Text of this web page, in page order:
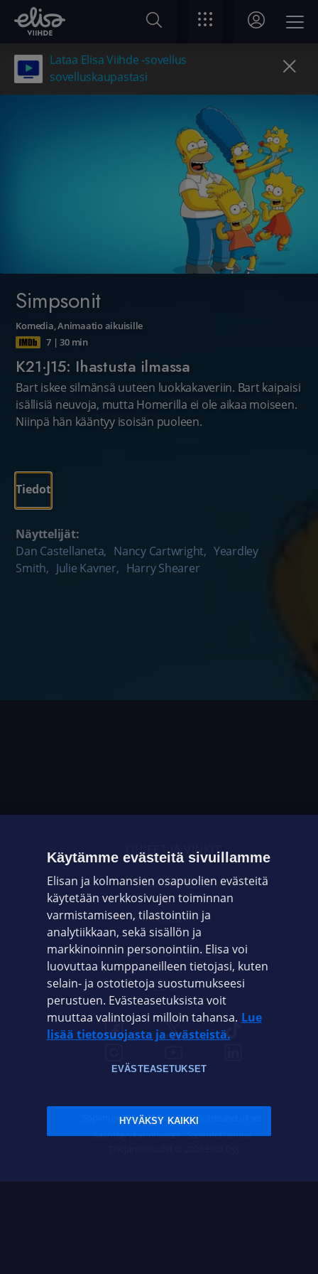
Lataa Elisa Viihde -sovellus
sovelluskaupastasi
Simpsonit
Komedia,Animaatio aikuisille
7 |30 min
K21·J15: Ihastusta ilmassa
Bart iskee silmänsä uuteen luokkakaveriin. Bart kaipaisi
isällisiä neuvoja, mutta Homerilla ei ole aikaa moiseen.
Niinpä hän kääntyy isoisän puoleen.
Tiedot
Näyttelijät:
Dan Castellaneta, Nancy Cartwright, Yeardley
Smith, Julie Kavner, Harry Shearer
OHJEET JA VINKIT
OMAYHTEISÖ
VIANSELVITYS
ASIAKASPALVELU
ELISA.FI
Sopimusehdot Tietosuoja Evästeasetukset
Sääntelyviranomaiset Saavutettavuus
Käytämme evästeitä sivuillamme
Elisan ja kolmansien osapuolien evästeitä
käytetään verkkosivujen toiminnan
varmistamiseen, tilastointiin ja
analytiikkaan, sekä sisällön ja
markkinoinnin personointiin. Elisa voi
luovuttaa kumppaneilleen tietojasi, kuten
selain- ja ostotietoja suostumukseesi
perustuen. Evästeasetuksista voit
muuttaa valintojasi milloin tahansa. Lue
lisää tietosuojasta ja evästeistä.
EVÄSTEASETUKSET
HYVÄKSY KAIKKI